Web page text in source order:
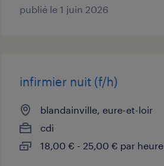
publié le 1 juin 2026
infirmier nuit (f/h)
blandainville, eure-et-loir
cdi
18,00 € - 25,00 € par heure